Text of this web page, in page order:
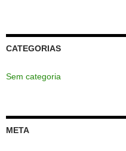
CATEGORIAS
Sem categoria
META